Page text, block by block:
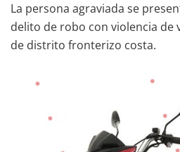
La persona agraviada se
delito de robo con violencia de
de distrito fronterizo costa.